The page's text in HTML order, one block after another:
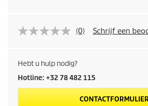
(0) Schrijf een
Hebt u hulp nodig?
Hotline: +32 78 482 115